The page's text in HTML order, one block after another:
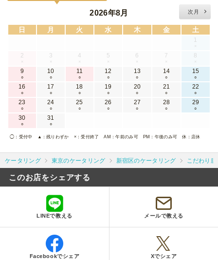
2026年8月 次月
日 月 火 水 木 金 土
1
×
2
×
3
×
4
×
5
×
6
×
7
×
8
×
9
○
10
○
11
○
12
○
13
○
14
○
15
○
16
○
17
○
18
○
19
○
20
○
21
○
22
○
23
○
24
○
25
○
26
○
27
○
28
○
29
○
30
○
31
○
◯ ：受付中 ▲ ：残りわずか ×：受付終了 AM ：午前のみ可 PM ：午後のみ可 休 ：店休
ケータリング 東京のケータリング 新宿区のケータリング こだわり
このお店をシェアする
LINEで教える メールで教える
Facebookでシェア Xでシェア